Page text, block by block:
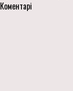
Коментарі